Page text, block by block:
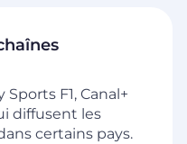
Sports F1, Canal+
diffusent les
certains pays.